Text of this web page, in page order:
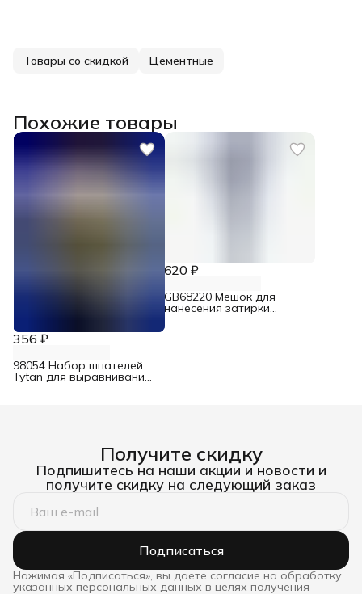
Товары со скидкой Цементные
Похожие товары
356 ₽
98054 Набор шпателей
Tytan для выравнивания
620 ₽
GB68220 Мешок для
нанесения затирки
60x33 см
Получите скидку
Подпишитесь на наши акции и новости и
получите скидку на следующий заказ
Подписаться
Нажимая «Подписаться», вы даете согласие на обработку
указанных персональных данных в целях получения